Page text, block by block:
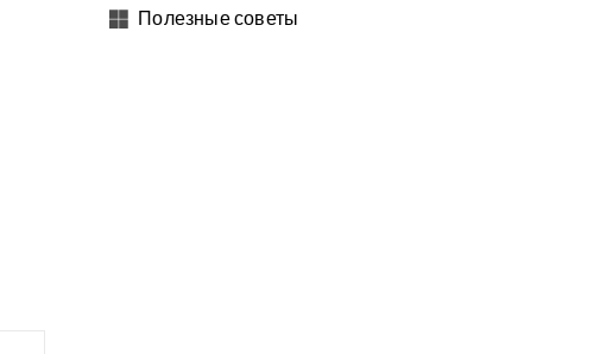
Полезные советы